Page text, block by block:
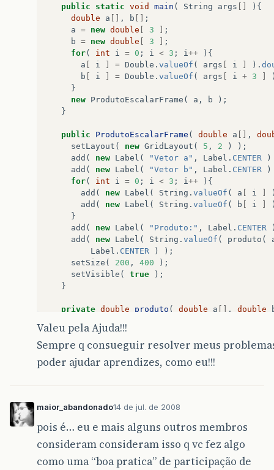
public static void main ( String args
){
double
a , b
;
a = new double 3
;
b = new double 3
;
for( int i = 0 ; i < 3 ; i ++
){
a
i = Double . valueOf ( args i ).
b
i = Double . valueOf ( args i + 3
}
new ProdutoEscalarFrame ( a , b
);
}
public ProdutoEscalarFrame ( double a ,
setLayout ( new GridLayout ( 5 , 2 )
);
add ( new Label ( "Vetor a" , Label . CENTER
)
add ( new Label ( "Vetor b" , Label . CENTER
)
for( int i = 0 ; i < 3 ; i ++
){
add ( new Label ( String . valueOf ( a i
add ( new Label ( String . valueOf ( b i
}
add ( new Label ( "Produto:" , Label . CENTER
add ( new Label ( String . valueOf ( produto (
Label . CENTER )
);
setSize ( 200 , 400
);
setVisible ( true
);
}
private double produto ( double a , double
for( int i =
res += a[ i ] * b[ i ];
return
res ;
Valeu pela Ajuda!!!
Sempre q consueguir resolver meus
poder ajudar aprendizes, como eu!!!
maior_abandonado14 de jul. de 2008
pois é… eu e mais alguns outros membros
consideram consideram isso q vc fez algo
como uma “boa pratica” de participação de